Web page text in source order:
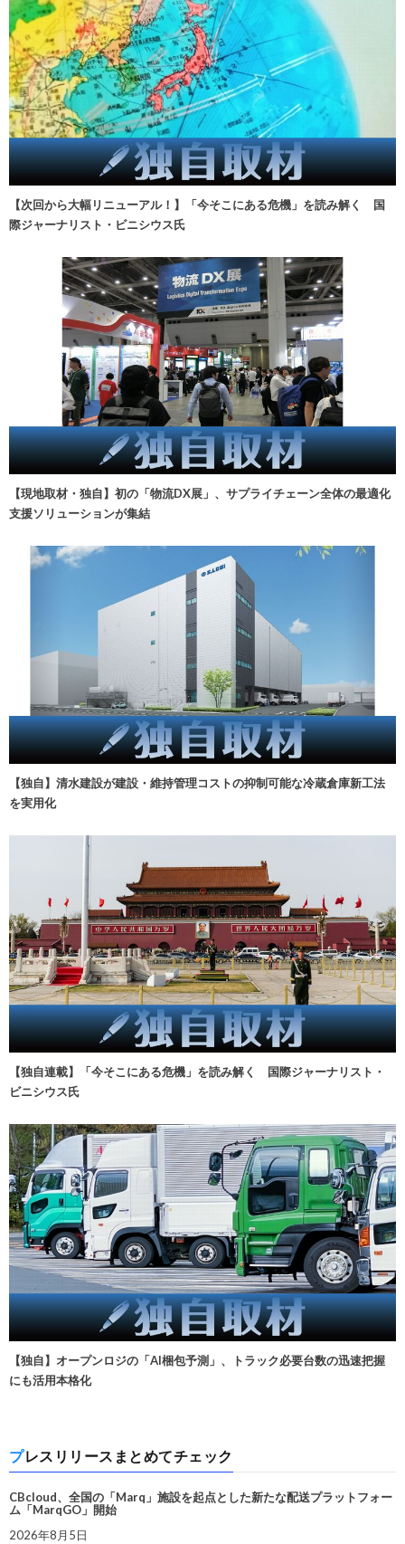
【次回から大幅リニューアル！】「今そこにある危機」を読み解く 国
際ジャーナリスト・ビニシウス氏
【現地取材・独自】初の「物流DX展」、サプライチェーン全体の最適化
支援ソリューションが集結
【独自】清水建設が建設・維持管理コストの抑制可能な冷蔵倉庫新工法
を実用化
【独自連載】「今そこにある危機」を読み解く 国際ジャーナリスト・
ビニシウス氏
【独自】オープンロジの「AI梱包予測」、トラック必要台数の迅速把握
にも活用本格化
プレスリリースまとめてチェック
CBcloud、全国の「Marq」施設を起点とした新たな配送プラットフォー
ム「MarqGO」開始
2026年8月5日